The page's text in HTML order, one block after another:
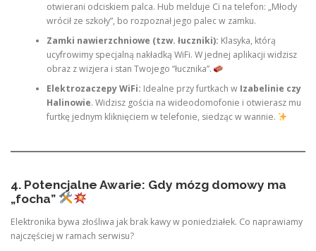
otwierani odciskiem palca. Hub melduje Ci na telefon: „Młody
wrócił ze szkoły”, bo rozpoznał jego palec w zamku.
Zamki nawierzchniowe (tzw. łuczniki): Klasyka, którą
ucyfrowimy specjalną nakładką WiFi. W jednej aplikacji widzisz
obraz z wizjera i stan Twojego “łucznika”.
Elektrozaczepy WiFi: Idealne przy furtkach w Izabelinie czy
Halinowie. Widzisz gościa na wideodomofonie i otwierasz mu
furtkę jednym kliknięciem w telefonie, siedząc w wannie.
4. Potencjalne Awarie: Gdy mózg domowy ma
„focha”
Elektronika bywa złośliwa jak brak kawy w poniedziałek. Co naprawiamy
najczęściej w ramach serwisu?